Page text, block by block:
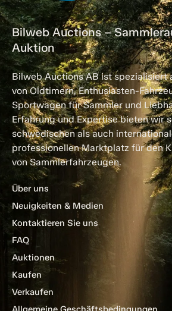
Bilweb Auctions –
Auktion
Bilweb Auctions AB ist spezialisiert
von Oldtimern, Enthusiasten-
Sportwagen für Sammler und
Erfahrung und Expertise bieten wir
schwedischen als auch
professionellen Marktplatz für den
von Sammlerfahrzeugen.
Über uns
Neuigkeiten & Medien
Kontaktieren Sie uns
FAQ
Auktionen
Kaufen
Verkaufen